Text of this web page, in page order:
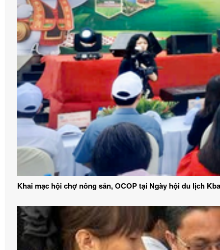
Khai mạc hội chợ nông sản, OCOP tại Ngày hội du lịch